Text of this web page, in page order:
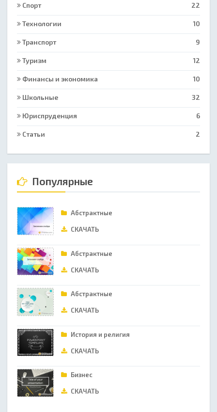
Спорт 22
Технологии 10
Транспорт 9
Туризм 12
Финансы и экономика 10
Школьные 32
Юриспруденция 6
Статьи 2
Популярные
Абстрактные
СКАЧАТЬ
Абстрактные
СКАЧАТЬ
Абстрактные
СКАЧАТЬ
История и религия
СКАЧАТЬ
Бизнес
СКАЧАТЬ